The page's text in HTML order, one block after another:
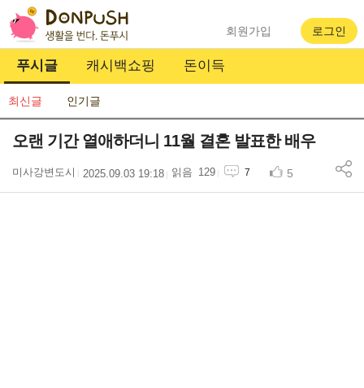
푸시글 캐시백쇼핑 돈이득
회원가입 로그인
최신글 인기글
오랜 기간 열애하더니 11월 결혼 발표한 배우
미사강변도시 2025.09.03 19:18 129 7 5